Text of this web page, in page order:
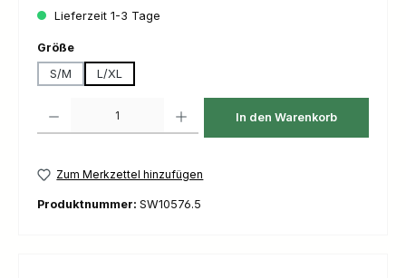
Lieferzeit 1-3 Tage
Größeauswählen
S/M
L/XL
In den Warenkorb
Zum Merkzettel hinzufügen
Produktnummer: SW10576.5